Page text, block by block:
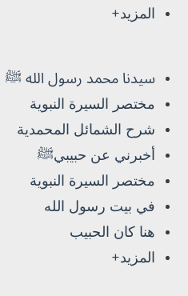
المزيد+
سيدنا محمد رسول الله ﷺ
مختصر السيرة النبوية
شرح الشمائل المحمدية
أخبرني عن حبيبيﷺ
مختصر السيرة النبوية
في بيت رسول الله
هنا كان الحبيب
المزيد+